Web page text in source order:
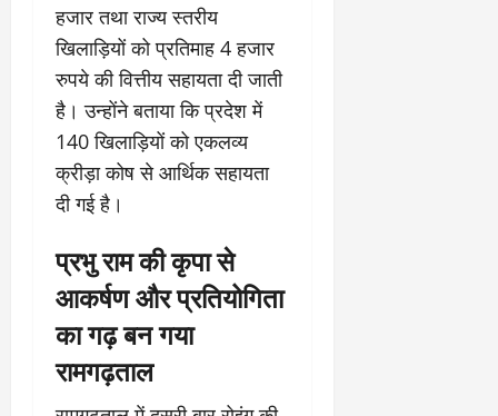
हजार तथा राज्य स्तरीय
खिलाड़ियों को प्रतिमाह 4 हजार
रुपये की वित्तीय सहायता दी जाती
है। उन्होंने बताया कि प्रदेश में
140 खिलाड़ियों को एकलव्य
क्रीड़ा कोष से आर्थिक सहायता
दी गई है।
प्रभु राम की कृपा से
आकर्षण और प्रतियोगिता
का गढ़ बन गया
रामगढ़ताल